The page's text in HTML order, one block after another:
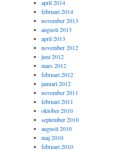
april 2014
februari 2014
november 2013
augusti 2013
april 2013
november 2012
juni 2012
mars 2012
februari 2012
januari 2012
november 2011
februari 2011
oktober 2010
september 2010
augusti 2010
maj 2010
februari 2010